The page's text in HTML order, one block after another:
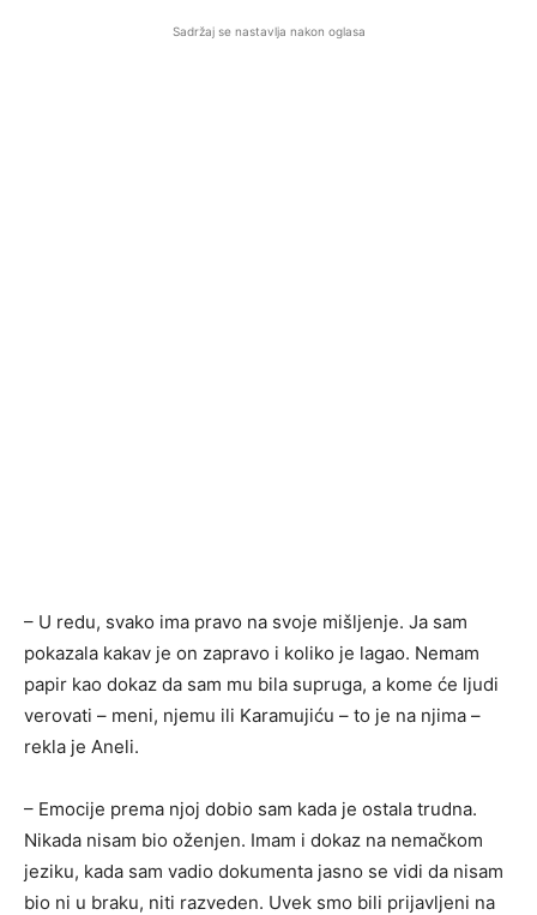
Sadržaj se nastavlja nakon oglasa
– U redu, svako ima pravo na svoje mišljenje. Ja sam
pokazala kakav je on zapravo i koliko je lagao. Nemam
papir kao dokaz da sam mu bila supruga, a kome će ljudi
verovati – meni, njemu ili Karamujiću – to je na njima –
rekla je Aneli.
– Emocije prema njoj dobio sam kada je ostala trudna.
Nikada nisam bio oženjen. Imam i dokaz na nemačkom
jeziku, kada sam vadio dokumenta jasno se vidi da nisam
bio ni u braku, niti razveden. Uvek smo bili prijavljeni na